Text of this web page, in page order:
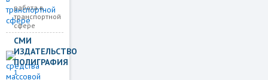
работа в
транспортной
сфере
СМИ
ИЗДАТЕЛЬСТВО
ПОЛИГРАФИЯ
1